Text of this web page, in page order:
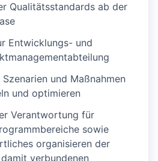
Qualitätsstandards ab der
Entwicklungs- und
und Maßnahmen
und optimieren
Verantwortung für
sowie
organisieren der
verbundenen